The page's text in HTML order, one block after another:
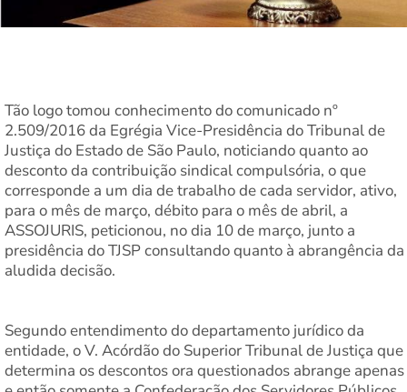
Tão logo tomou conhecimento do comunicado nº
2.509/2016 da Egrégia Vice-Presidência do Tribunal de
Justiça do Estado de São Paulo, noticiando quanto ao
desconto da contribuição sindical compulsória, o que
corresponde a um dia de trabalho de cada servidor, ativo,
para o mês de março, débito para o mês de abril, a
ASSOJURIS, peticionou, no dia 10 de março, junto a
presidência do TJSP consultando quanto à abrangência da
aludida decisão.
Segundo entendimento do departamento jurídico da
entidade, o V. Acórdão do Superior Tribunal de Justiça que
determina os descontos ora questionados abrange apenas